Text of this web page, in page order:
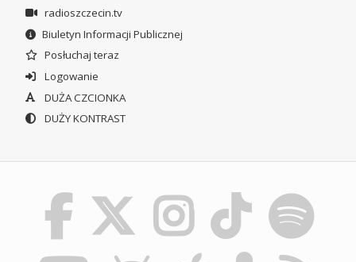
radioszczecin.tv
Biuletyn Informacji Publicznej
Posłuchaj teraz
Logowanie
DUŻA CZCIONKA
DUŻY KONTRAST